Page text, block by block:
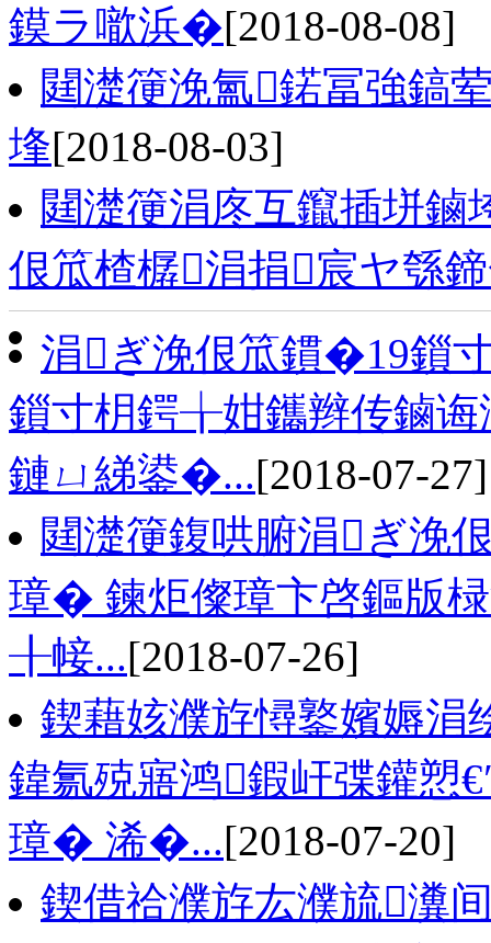
鏌ラ噷浜�[2018-08-08]
閮濋箯浼氳鍩冨強鎬
埄[2018-08-03]
閮濋箯涓庝互鑹插垪鏀
佷笟楂樼涓捐宸ヤ綔
涓ぎ浼佷笟鏆�19鎻
鎻寸枂鍔╁姏鑴辫传鏀诲
鏈ㄩ綈鍙�...[2018-07-27]
閮濋箯鍑哄腑涓ぎ浼
璋� 鍊炬儏璋卞啓鏂版
╂帹...[2018-07-26]
鍥藉姟濮斿憳鐜嬪媷涓
鍏氱殑寤鸿鍜屽弽鑵愬
璋� 浠�...[2018-07-20]
鍥借祫濮斿厷濮旈瀵